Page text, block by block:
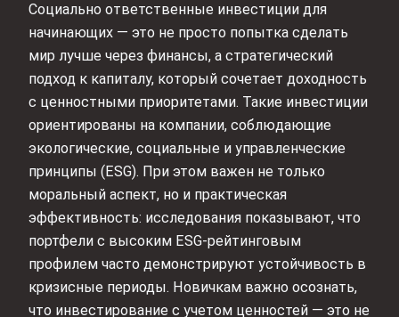
Социально ответственные инвестиции для
начинающих — это не просто попытка сделать
мир лучше через финансы, а стратегический
подход к капиталу, который сочетает доходность
с ценностными приоритетами. Такие инвестиции
ориентированы на компании, соблюдающие
экологические, социальные и управленческие
принципы (ESG). При этом важен не только
моральный аспект, но и практическая
эффективность: исследования показывают, что
портфели с высоким ESG-рейтинговым
профилем часто демонстрируют устойчивость в
кризисные периоды. Новичкам важно осознать,
что инвестирование с учетом ценностей — это не